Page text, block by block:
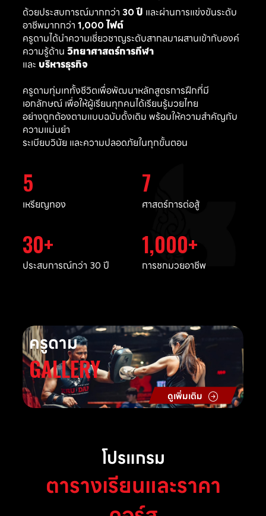
ด้วยประสบการณ์มากกว่า 30 ปี และผ่านการแข่งขันระดับ
อาชีพมากกว่า 1,000 ไฟต์
ครูดามได้นำความเชี่ยวชาญระดับสากลมาผสานเข้ากับองค์
ความรู้ด้าน วิทยาศาสตร์การกีฬา
และ บริหารธุรกิจ
ครูดามทุ่มเททั้งชีวิตเพื่อพัฒนาหลักสูตรการฝึกที่มี
เอกลักษณ์ เพื่อให้ผู้เรียนทุกคนได้เรียนรู้มวยไทย
อย่างถูกต้องตามแบบฉบับดั้งเดิม พร้อมให้ความสำคัญกับ
ความแม่นยำ
ระเบียบวินัย และความปลอดภัยในทุกขั้นตอน
5
เหรียญทอง
7
ศาสตร์การต่อสู้
30
ประสบการณ์กว่า 30 ปี
1,000
การชกมวยอาชีพ
ครูดาม
GALLERY
ดูเพิ่มเติม
โปรแกรม
ตารางเรียนและราคา